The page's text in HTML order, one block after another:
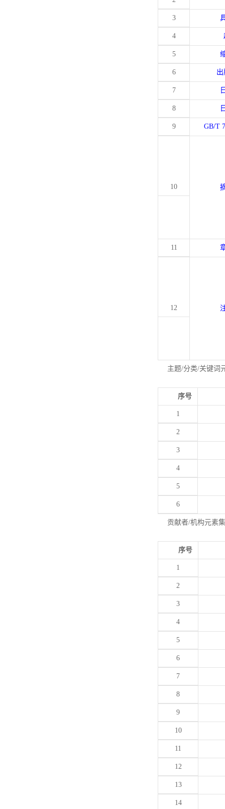
3
4
5
6
7
8
9 GB/T
10
11
12
主题/分类/关键词
序号
1
2
3
4
5
6
贡献者/机构元素
序号
1
2
3
4
5
6
7
8
9
10
11
12
13
14